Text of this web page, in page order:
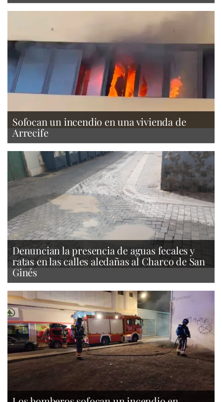
Sofocan un incendio en una vivienda de
Arrecife
Denuncian la presencia de aguas fecales y
ratas en las calles aledañas al Charco de San
Ginés